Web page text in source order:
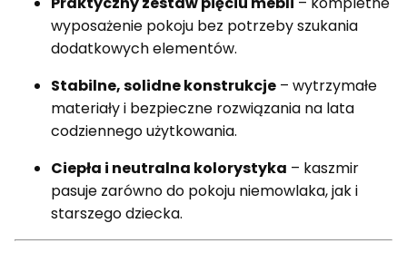
wyposażenie pokoju bez potrzeby szukania
dodatkowych elementów.
Stabilne, solidne konstrukcje – wytrzymałe
materiały i bezpieczne rozwiązania na lata
codziennego użytkowania.
Ciepła i neutralna kolorystyka – kaszmir
pasuje zarówno do pokoju niemowlaka, jak i
starszego dziecka.